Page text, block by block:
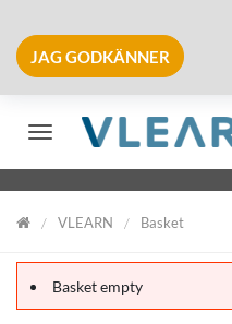
JAG GODKÄNNER
Växla navigering
VLEARN Basket
Basket empty